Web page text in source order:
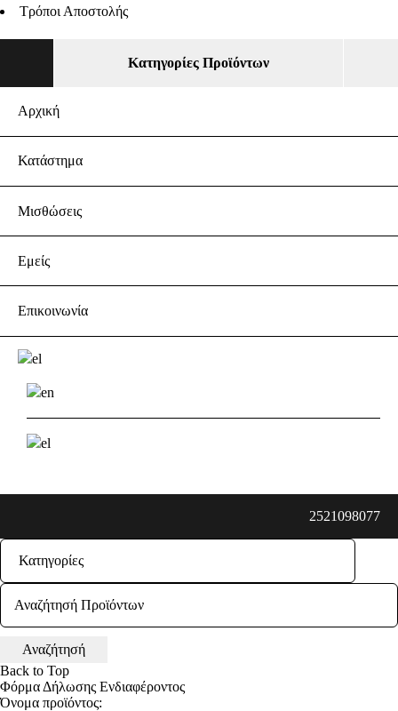
Τρόποι Αποστολής
Κατηγορίες Προϊόντων
Αρχική
Κατάστημα
Μισθώσεις
Εμείς
Επικοινωνία
2521098077
Back to Top
Φόρμα Δήλωσης Ενδιαφέροντος
Όνομα προϊόντος: